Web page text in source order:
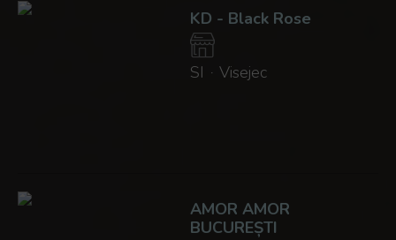
KD - Black Rose
SI · Visejec
AMOR AMOR
BUCUREȘTI